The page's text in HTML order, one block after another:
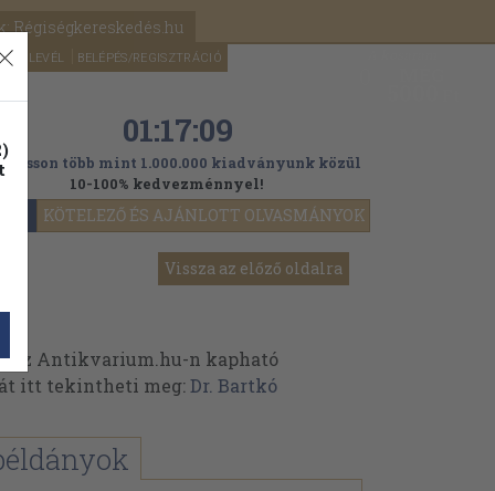
Régiségkereskedés.hu
HÍRLEVÉL BELÉPÉS/REGISZTRÁCIÓ
KÖTELEZŐ ÉS AJÁNLOTT OLVASMÁNYOK
01:17:07
több mint 1.000.000 kiadványunk közül
10-100% kedvezménnyel!
Vissza az előző oldalra
az Antikvarium.hu-n kapható
itt tekintheti meg:Dr. Bartkó